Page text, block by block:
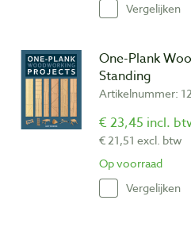
Vergelijken
One-Plank
Standing
Artikelnummer:
€ 23,45 incl.
€ 21,51 excl. btw
Op voorraad
Vergelijken